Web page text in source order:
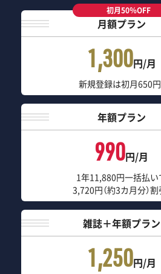
初月50％OFF
月額プラン
1,300円/月
新規登録は初月650円
年額プラン
990円/月
1年11,880円一括払い
3,720円（約3カ月分）割
雑誌＋年額プラン
1,250円/月